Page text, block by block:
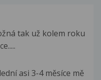
tak už kolem roku
asi 3-4 měsíce mě